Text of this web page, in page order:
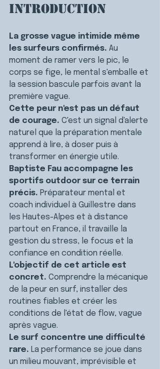
Introduction
La grosse vague intimide même
les surfeurs confirmés. Au
moment de ramer vers le pic, le
corps se fige, le mental s'emballe et
la session bascule parfois avant la
première vague.
Cette peur n'est pas un défaut
de courage. C'est un signal d'alerte
naturel que la préparation mentale
apprend à lire, à doser puis à
transformer en énergie utile.
Baptiste Fau accompagne les
sportifs outdoor sur ce terrain
précis. Préparateur mental et
coach individuel à Guillestre dans
les Hautes-Alpes et à distance
partout en France, il travaille la
gestion du stress, le focus et la
confiance en condition réelle.
L'objectif de cet article est
concret. Comprendre la mécanique
de la peur en surf, installer des
routines fiables et créer les
conditions de l'état de flow, vague
après vague.
Le surf concentre une difficulté
rare. La performance se joue dans
un milieu mouvant, imprévisible et